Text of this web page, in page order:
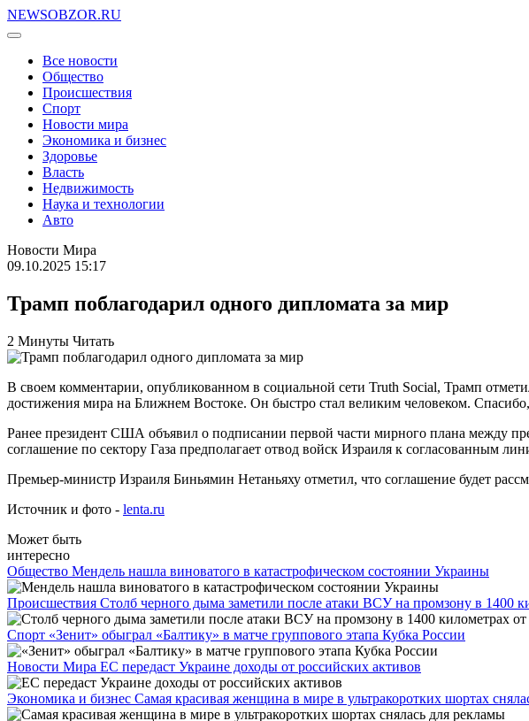
NEWSOBZOR.RU
Все новости
Общество
Происшествия
Спорт
Новости мира
Экономика и бизнес
Здоровье
Власть
Недвижимость
Наука и технологии
Авто
Новости Мира
09.10.2025 15:17
Трамп поблагодарил одного дипломата за мир
2 Минуты Читать
В своем комментарии, опубликованном в социальной сети Truth Social, Трамп
достижения мира на Ближнем Востоке. Он быстро стал великим человеком.
Ранее президент США объявил о подписании первой части мирного плана между
соглашение по сектору Газа предполагает отвод войск Израиля к согласованным
Премьер-министр Израиля Биньямин Нетаньяху отметил, что соглашение будет
Источник и фото - lenta.ru
Может быть
интересно
Общество Мендель нашла виноватого в катастрофическом состоянии Украины
Происшествия Столб черного дыма заметили после атаки ВСУ на промзону в 1400
Спорт «Зенит» обыграл «Балтику» в матче группового этапа Кубка России
Новости Мира ЕС передаст Украине доходы от российских активов
Экономика и бизнес Самая красивая женщина в мире в ультракоротких шортах